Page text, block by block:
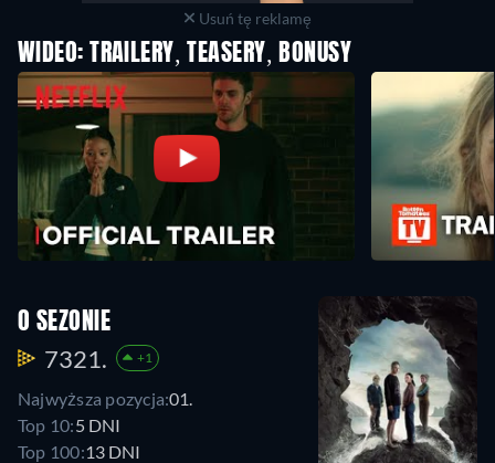
Usuń tę reklamę
WIDEO: TRAILERY, TEASERY, BONUSY
O SEZONIE
7321. +1
Najwyższa pozycja:01.
Top 10:5 DNI
Top 100:13 DNI